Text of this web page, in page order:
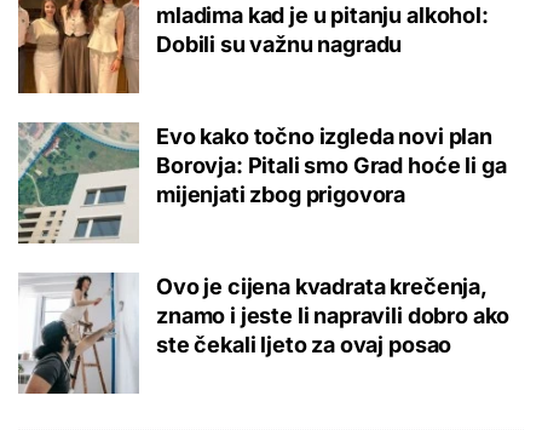
mladima kad je u pitanju alkohol:
Dobili su važnu nagradu
Evo kako točno izgleda novi plan
Borovja: Pitali smo Grad hoće li ga
mijenjati zbog prigovora
Ovo je cijena kvadrata krečenja,
znamo i jeste li napravili dobro ako
ste čekali ljeto za ovaj posao